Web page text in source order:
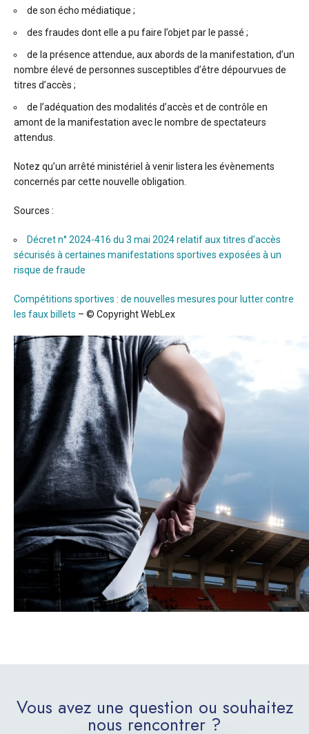
de son écho médiatique ;
des fraudes dont elle a pu faire l’objet par le passé ;
de la présence attendue, aux abords de la manifestation, d’un
nombre élevé de personnes susceptibles d’être dépourvues de
titres d’accès ;
de l’adéquation des modalités d’accès et de contrôle en
amont de la manifestation avec le nombre de spectateurs
attendus.
Notez qu’un arrêté ministériel à venir listera les évènements
concernés par cette nouvelle obligation.
Sources :
Décret n° 2024-416 du 3 mai 2024 relatif aux titres d’accès
sécurisés à certaines manifestations sportives exposées à un
risque de fraude
Compétitions sportives : de nouvelles mesures pour lutter contre
les faux billets – © Copyright WebLex
Vous avez une question ou souhaitez
nous rencontrer ?